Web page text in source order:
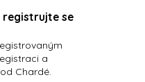
registrujte se
a
Chardé.